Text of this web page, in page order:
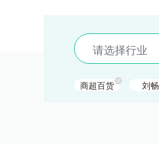
请选择行业
商超百货 刘畅